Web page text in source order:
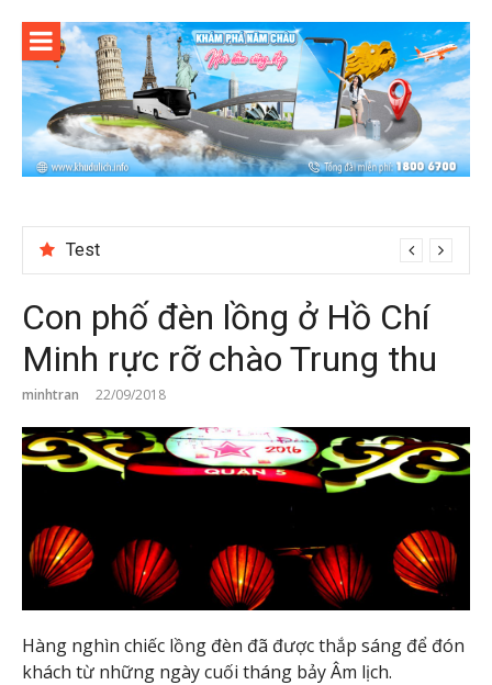
content
Test
Con phố đèn lồng ở Hồ Chí
Minh rực rỡ chào Trung thu
minhtran 22/09/2018
Hàng nghìn chiếc lồng đèn đã được thắp sáng để đón
khách từ những ngày cuối tháng bảy Âm lịch.